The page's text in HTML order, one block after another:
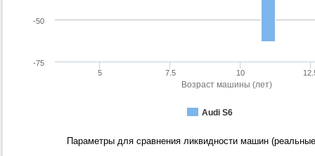
Возраст машины (лет)
Audi S6
10
5 7.5
-75
-50
Параметры для сравнения ликвидности машин